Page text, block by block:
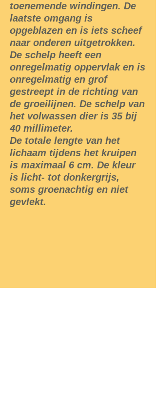
toenemende windingen. De
laatste omgang is
opgeblazen en is iets scheef
naar onderen uitgetrokken.
De schelp heeft een
onregelmatig oppervlak en is
onregelmatig en grof
gestreept in de richting van
de groeilijnen. De schelp van
het volwassen dier is 35 bij
40 millimeter.
De totale lengte van het
lichaam tijdens het kruipen
is maximaal 6 cm. De kleur
is licht- tot donkergrijs,
soms groenachtig en niet
gevlekt.